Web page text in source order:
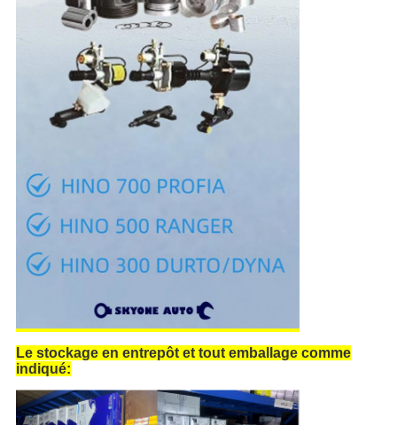
Le stockage en entrepôt et tout emballage comme
indiqué: